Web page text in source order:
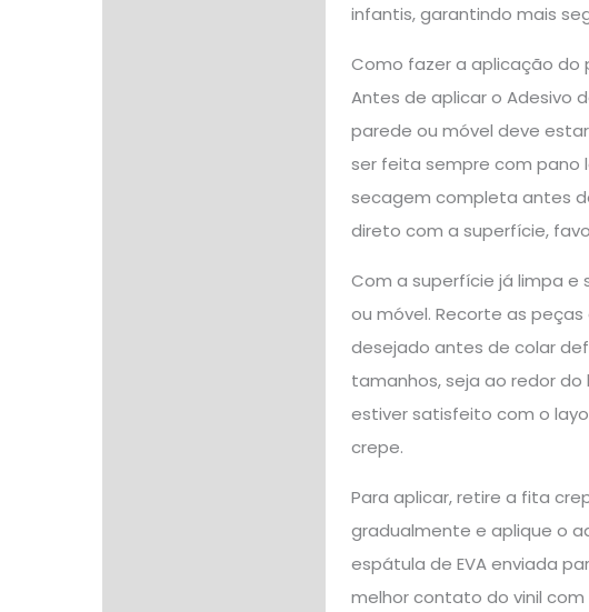
infantis, garantindo mais
Como fazer a aplicação do
Antes de aplicar o Adesivo
parede ou móvel deve
ser feita sempre com pano
secagem completa antes
direto com a superfície,
Com a superfície já limpa
ou móvel. Recorte as
desejado antes de colar
tamanhos, seja ao redor
estiver satisfeito com o
crepe.
Para aplicar, retire a fita
gradualmente e aplique o
espátula de EVA enviada
melhor contato do vinil